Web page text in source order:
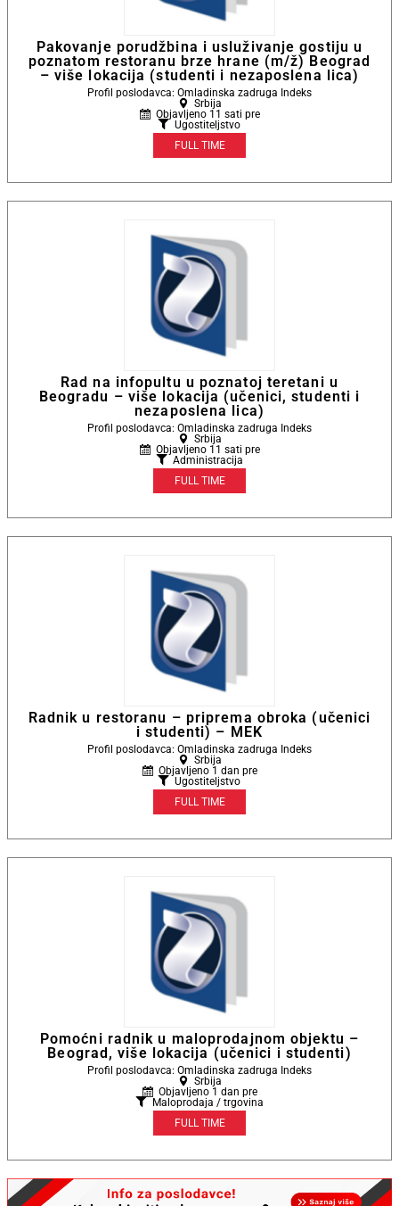
Pakovanje porudžbina i usluživanje gostiju u
poznatom restoranu brze hrane (m/ž) Beograd
– više lokacija (studenti i nezaposlena lica)
Profil poslodavca: Omladinska zadruga Indeks
Srbija
Objavljeno 11 sati pre
Ugostiteljstvo
FULL TIME
Rad na infopultu u poznatoj teretani u
Beogradu – više lokacija (učenici, studenti i
nezaposlena lica)
Profil poslodavca: Omladinska zadruga Indeks
Srbija
Objavljeno 11 sati pre
Administracija
FULL TIME
Radnik u restoranu – priprema obroka (učenici
i studenti) – MEK
Profil poslodavca: Omladinska zadruga Indeks
Srbija
Objavljeno 1 dan pre
Ugostiteljstvo
FULL TIME
Pomoćni radnik u maloprodajnom objektu –
Beograd, više lokacija (učenici i studenti)
Profil poslodavca: Omladinska zadruga Indeks
Srbija
Objavljeno 1 dan pre
Maloprodaja / trgovina
FULL TIME